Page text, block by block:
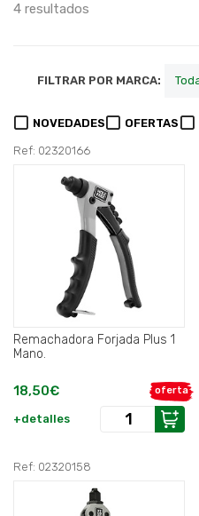
4 resultados
FILTRAR POR MARCA:
NOVEDADES OFERTAS
Ref: 02320166
Remachadora Forjada Plus 1
Mano.
oferta
18,50€
+detalles
Ref: 02320158